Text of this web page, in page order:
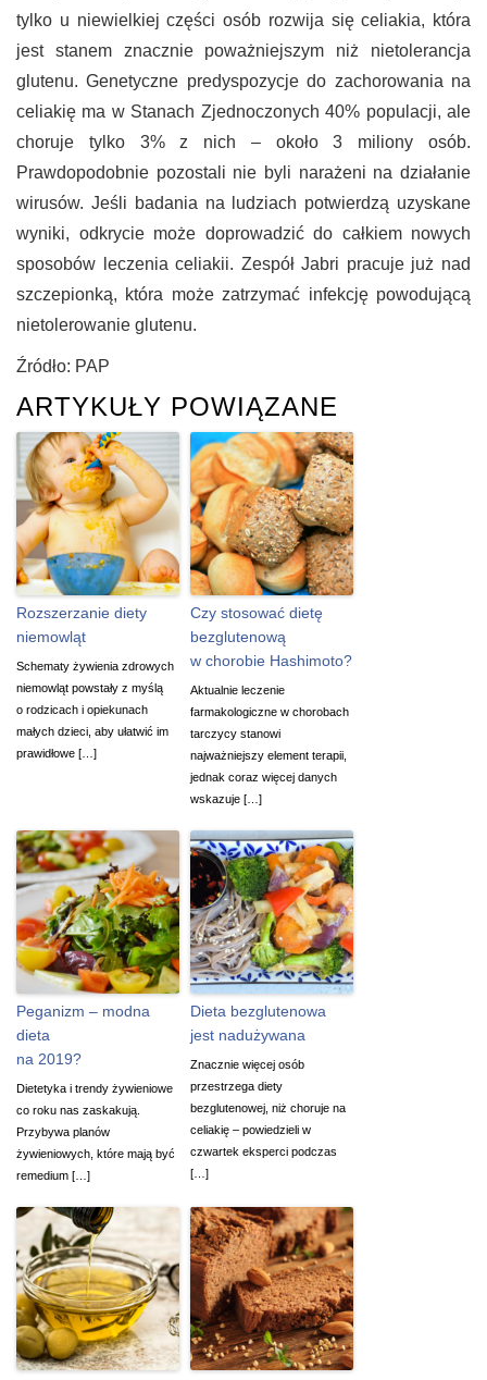
tylko u niewielkiej części osób rozwija się celiakia, która
jest stanem znacznie poważniejszym niż nietolerancja
glutenu. Genetyczne predyspozycje do zachorowania na
celiakię ma w Stanach Zjednoczonych 40% populacji, ale
choruje tylko 3% z nich – około 3 miliony osób.
Prawdopodobnie pozostali nie byli narażeni na działanie
wirusów. Jeśli badania na ludziach potwierdzą uzyskane
wyniki, odkrycie może doprowadzić do całkiem nowych
sposobów leczenia celiakii. Zespół Jabri pracuje już nad
szczepionką, która może zatrzymać infekcję powodującą
nietolerowanie glutenu.
Źródło: PAP
ARTYKUŁY POWIĄZANE
Rozszerzanie diety
niemowląt
Schematy żywienia zdrowych
niemowląt powstały z myślą
o rodzicach i opiekunach
małych dzieci, aby ułatwić im
prawidłowe […]
Czy stosować dietę
bezglutenową
w chorobie Hashimoto?
Aktualnie leczenie
farmakologiczne w chorobach
tarczycy stanowi
najważniejszy element terapii,
jednak coraz więcej danych
wskazuje […]
Peganizm – modna
dieta
na 2019?
Dietetyka i trendy żywieniowe
co roku nas zaskakują.
Przybywa planów
żywieniowych, które mają być
remedium […]
Dieta bezglutenowa
jest nadużywana
Znacznie więcej osób
przestrzega diety
bezglutenowej, niż choruje na
celiakię – powiedzieli w
czwartek eksperci podczas
[…]